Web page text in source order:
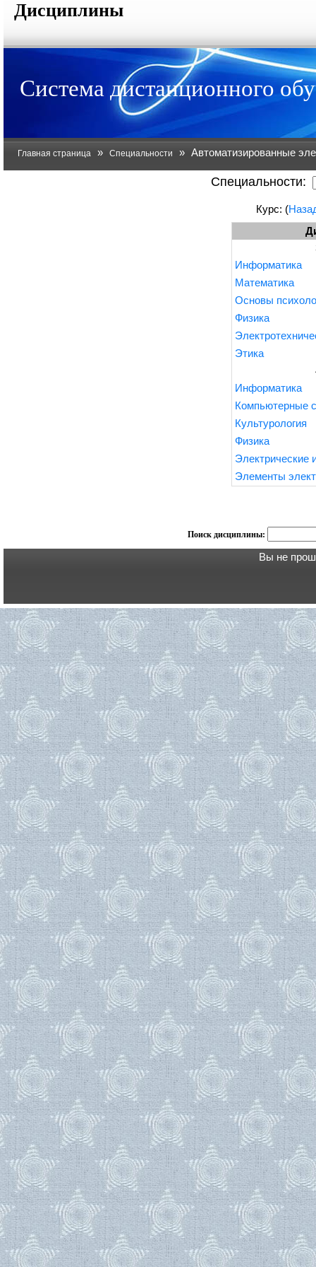
Дисциплины
Система дистанционного
Главная страница » Специальности » Автоматизированные
Специальности:
Курс: (
Информатика
Математика
Основы
Физика
Этика
Информатика
Компьютерные
Культурология
Физика
Электрические
Элементы
Поиск дисциплины:
Вы не